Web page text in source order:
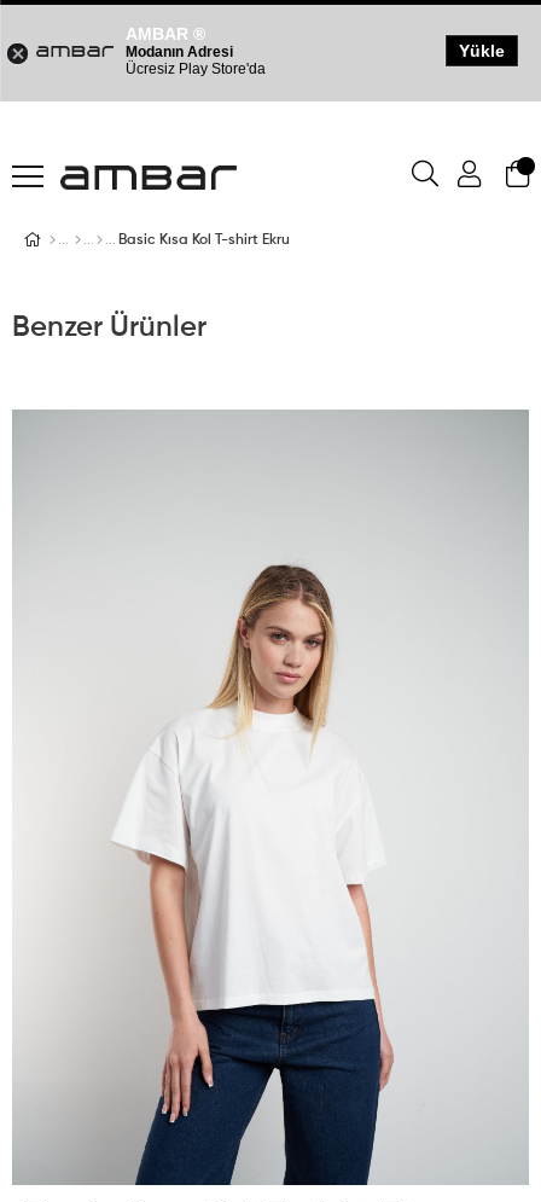
Basic Kısa Kol T-shirt Ekru
Benzer Ürünler
AMBAR ®
Modanın Adresi
Ücresiz Play Store'da
Yükle